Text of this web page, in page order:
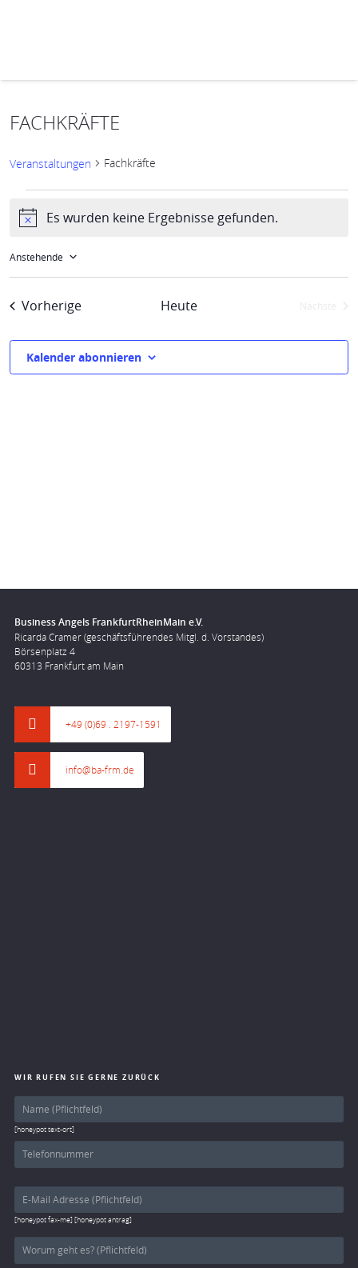
FACHKRÄFTE
Veranstaltungen Fachkräfte
HinweisEs wurden keine Ergebnisse gefunden.
Ansichten-
VERANSTALTUNG
Anstehende
VorherigeVeranstaltungenHeute
Kalender abonnieren
Business Angels FrankfurtRheinMain e.V.
Ricarda Cramer (geschäftsführendes Mitgl. d. Vorstandes)
Börsenplatz 4
60313 Frankfurt am Main
+49 (0)69 . 2197-1591
info@ba-frm.de
WIR RUFEN SIE GERNE ZURÜCK
[honeypot text-ort]
[honeypot fax-me] [honeypot antrag]